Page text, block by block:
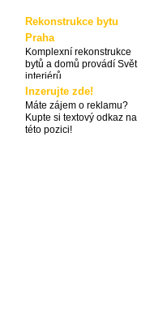
Rekonstrukce bytu
Praha
Komplexní rekonstrukce
bytů a domů provádí Svět
interiérů
Inzerujte zde!
Máte zájem o reklamu?
Kupte si textový odkaz na
této pozici!